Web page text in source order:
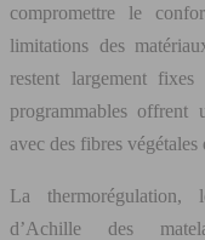
compromettre le
limitations des
restent largement
programmables offrent
avec des fibres
La thermorégulation,
d’Achille des